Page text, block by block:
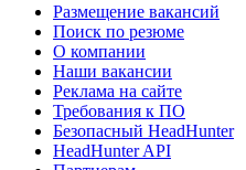
Размещение вакансий
Поиск по резюме
О компании
Наши вакансии
Реклама на сайте
Требования к ПО
Безопасный HeadHunter
HeadHunter API